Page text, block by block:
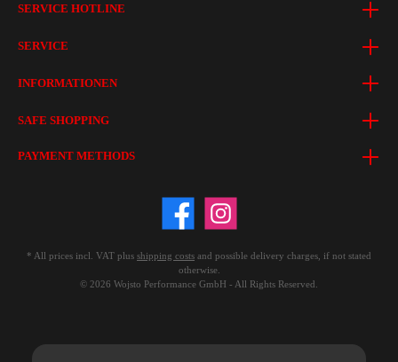
SERVICE HOTLINE
SERVICE
INFORMATIONEN
SAFE SHOPPING
PAYMENT METHODS
* All prices incl. VAT plus shipping costs and possible delivery charges, if not stated
otherwise.
© 2026 Wojsto Performance GmbH - All Rights Reserved.